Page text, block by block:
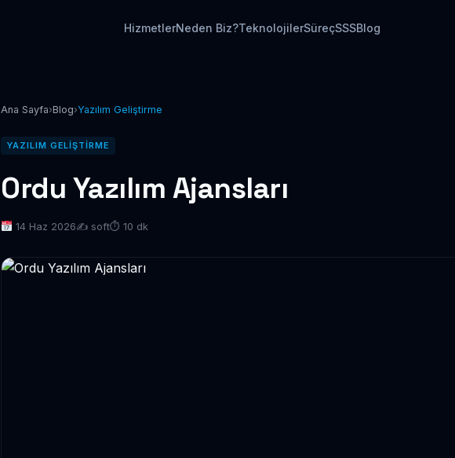
HizmetlerNeden Biz?TeknolojilerSüreçSSSBlog
Ana Sayfa›Blog›Yazılım Geliştirme
YAZILIM GELIŞTIRME
Ordu Yazılım Ajansları
14 Haz 2026✍️ soft⏱ 10 dk